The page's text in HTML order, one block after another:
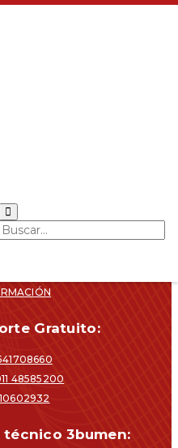
Gratuito:
48585200
3bumen: